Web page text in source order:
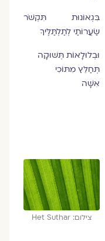
בִּגְאוֹנוּת תִּקְשֹׁר
שַׂעֲרוֹתַי לְתַלְתַּלֶּיךָ
וּבְלוּלָאוֹת תְּשׁוּקָה
תְּחַלֵּץ מִתּוֹכִי
אִשָּׁה
צילום: Het Suthar